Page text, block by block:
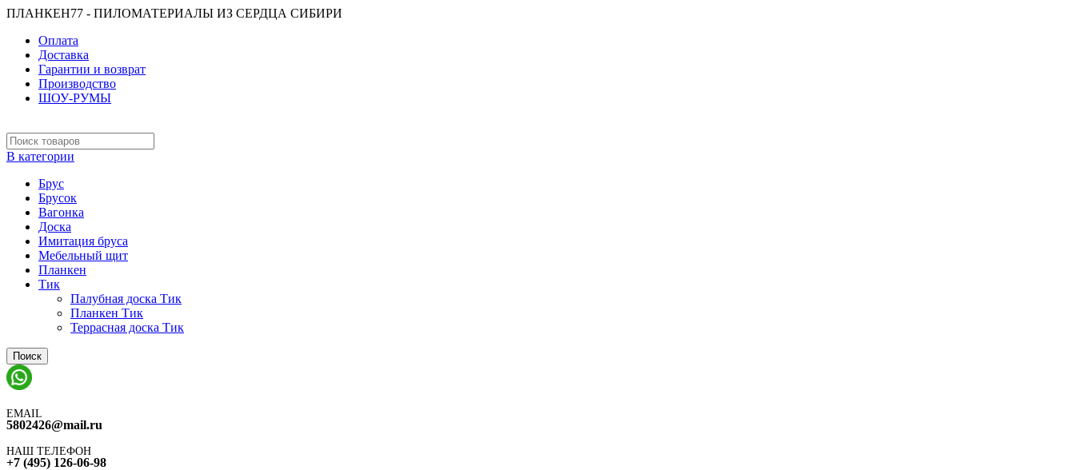
ПЛАНКЕН77 - ПИЛОМАТЕРИАЛЫ ИЗ СЕРДЦА СИБИРИ
Оплата
Доставка
Гарантии и возврат
Производство
ШОУ-РУМЫ
В категории
Брус
Брусок
Вагонка
Доска
Имитация бруса
Мебельный щит
Планкен
Тик
Палубная доска Тик
Планкен Тик
Террасная доска Тик
Поиск
EMAIL
5802426@mail.ru
НАШ ТЕЛЕФОН
+7 (495) 126-06-98